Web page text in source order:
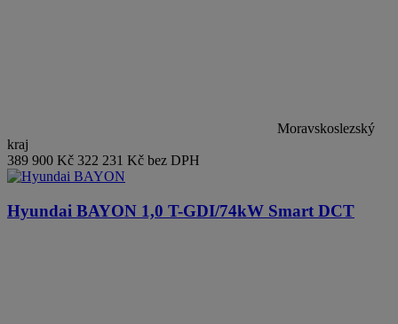
Moravskoslezský
kraj
389 900 Kč 322 231 Kč bez DPH
Hyundai BAYON 1,0 T-GDI/74kW Smart DCT